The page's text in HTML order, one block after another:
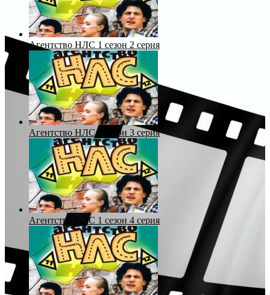
Агентство НЛС 1 сезон 2 серия
Агентство НЛС 1 сезон 3 серия
Агентство НЛС 1 сезон 4 серия